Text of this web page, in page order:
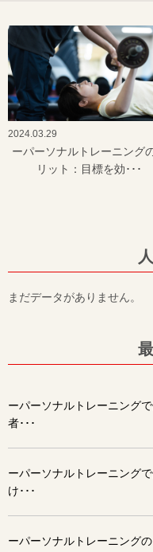
2024.03.29
ーパーソナルトレーニング
リット：目標を効･･･
まだデータがありません。
ーパーソナルトレーニング
者･･･
ーパーソナルトレーニング
け･･･
ーパーソナルトレーニング